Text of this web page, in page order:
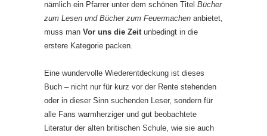
nämlich ein Pfarrer unter dem schönen Titel Bücher
zum Lesen und Bücher zum Feuermachen anbietet,
muss man Vor uns die Zeit unbedingt in die
erstere Kategorie packen.
Eine wundervolle Wiederentdeckung ist dieses
Buch – nicht nur für kurz vor der Rente stehenden
oder in dieser Sinn suchenden Leser, sondern für
alle Fans warmherziger und gut beobachtete
Literatur der alten britischen Schule, wie sie auch